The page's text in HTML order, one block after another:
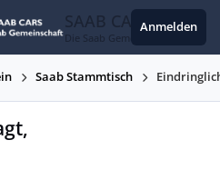
SAAB CARS
Die Saab Gemeinschaft
Anmelden
Saab Stammtisch